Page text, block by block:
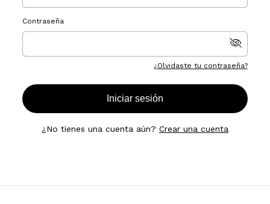
Contraseña
¿Olvidaste tu contraseña?
Iniciar sesión
¿No tienes una cuenta aún? Crear una cuenta